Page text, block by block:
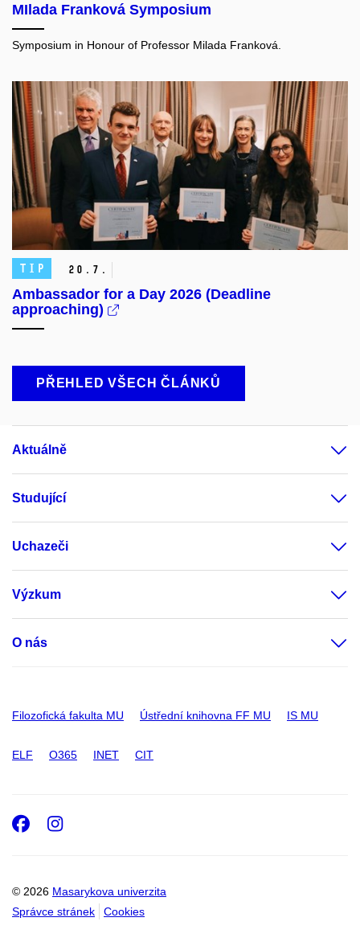
MIlada Franková Symposium
Symposium in Honour of Professor Milada Franková.
TIP 20. 7.
Ambassador for a Day 2026 (Deadline
approaching)
PŘEHLED VŠECH ČLÁNKŮ
Aktuálně
Studující
Uchazeči
Výzkum
O nás
Filozofická fakulta MU Ústřední knihovna FF MU IS MU
ELF O365 INET CIT
© 2026 Masarykova univerzita
Správce stránek
Cookies
Facebook
Instagram